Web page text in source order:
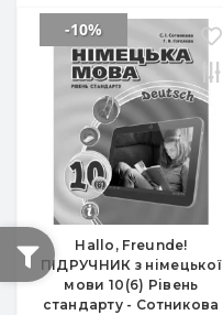
Hallo, Freunde!
ПІДРУЧНИК з німецької
мови 10(6) Рівень
стандарту - Сотникова
-10%